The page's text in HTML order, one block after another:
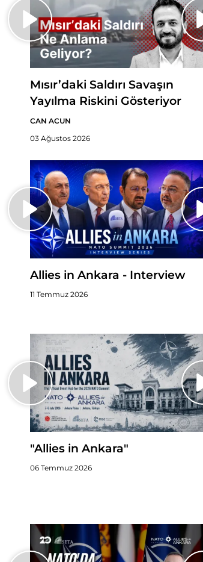
Mısır’daki Saldırı Savaşın
Yayılma Riskini Gösteriyor
CAN ACUN
03 Ağustos 2026
Allies in Ankara - Interview
11 Temmuz 2026
"Allies in Ankara"
06 Temmuz 2026